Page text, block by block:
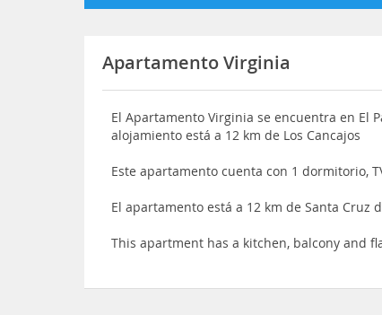
Apartamento Virginia
El Apartamento Virginia se encuentra en El
alojamiento está a 12 km de Los Cancajos
Este apartamento cuenta con 1 dormitorio,
El apartamento está a 12 km de Santa Cruz
This apartment has a kitchen, balcony and